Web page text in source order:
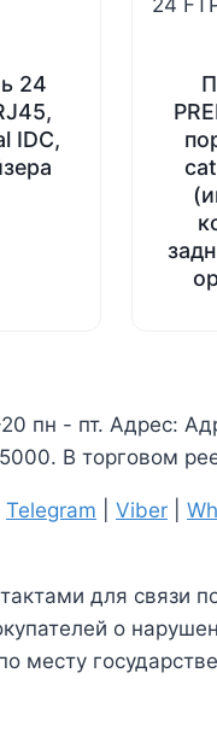
24
IDC,
пн - пт. Адрес:
В торговом
Telegram Viber
для
о
месту